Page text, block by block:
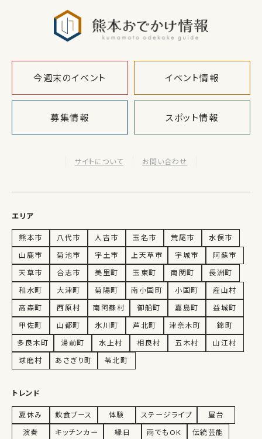
今週末のイベント イベント情報
募集情報 スポット情報
サイトについて お問い合わせ
エリア
熊本市 八代市 人吉市 玉名市 荒尾市
水俣市
山鹿市
菊池市 宇土市 上天草市 宇城市
阿蘇市
天草市
合志市 美里町 玉東町 南関町
長洲町
和水町
大津町 菊陽町 南小国町 小国町
産山村
高森町
西原村 南阿蘇村 御船町 嘉島町
益城町
甲佐町
山都町 氷川町 芦北町 津奈木町
錦町
多良木町
湯前町 水上村 相良村 五木村
山江村
球磨村
あさぎり町 苓北町
トレンド
夏休み 飲食ブース 体験 ステージライブ
屋台
演奏
キッチンカー 縁日 雨でもOK 伝統芸能